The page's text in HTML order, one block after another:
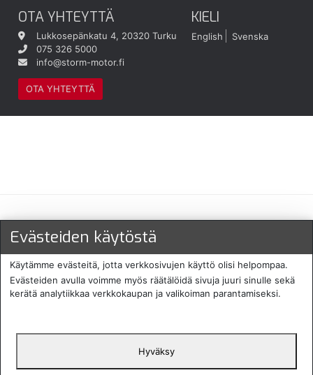
OTA YHTEYTTÄ
Lukkosepänkatu 4, 20320 Turku
075 326 5000
info@storm-motor.fi
OTA YHTEYTTÄ
KIELI
English Svenska
Maksu- ja toimitustavat
Protecomp Copyright 2024. All rights
English
Evästeiden käytöstä
Käytämme evästeitä, jotta verkkosivujen käyttö olisi helpompaa.
Evästeiden avulla voimme myös räätälöidä sivuja juuri sinulle sekä
kerätä analytiikkaa verkkokaupan ja valikoiman parantamiseksi.
Hyväksy